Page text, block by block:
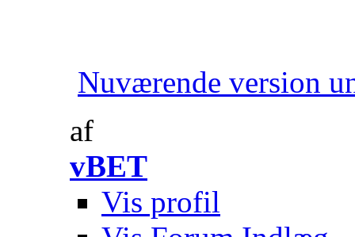
Nuværende version
af
vBET
Vis profil